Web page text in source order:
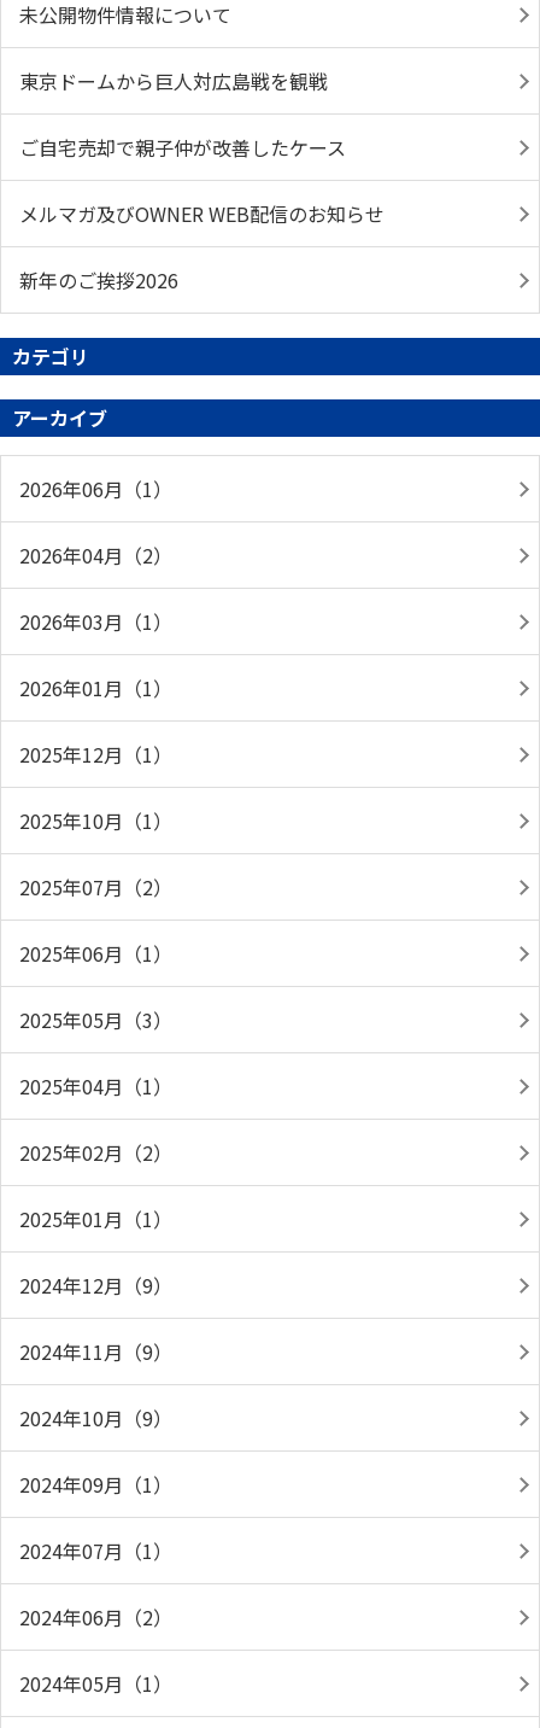
未公開物件情報について
東京ドームから巨人対広島戦を観戦
ご自宅売却で親子仲が改善したケース
メルマガ及びOWNER WEB配信のお知らせ
新年のご挨拶2026
カテゴリ
アーカイブ
2026年06月（1）
2026年04月（2）
2026年03月（1）
2026年01月（1）
2025年12月（1）
2025年10月（1）
2025年07月（2）
2025年06月（1）
2025年05月（3）
2025年04月（1）
2025年02月（2）
2025年01月（1）
2024年12月（9）
2024年11月（9）
2024年10月（9）
2024年09月（1）
2024年07月（1）
2024年06月（2）
2024年05月（1）